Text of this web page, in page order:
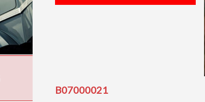
B07000021